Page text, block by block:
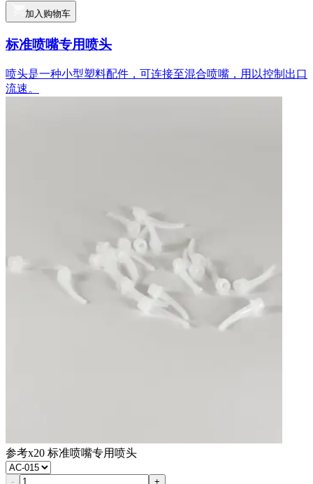
加入购物车
标准喷嘴专用喷头
喷头是一种小型塑料配件，可连接至混合喷嘴，用以控制出口
流速。
参考x20 标准喷嘴专用喷头
- +